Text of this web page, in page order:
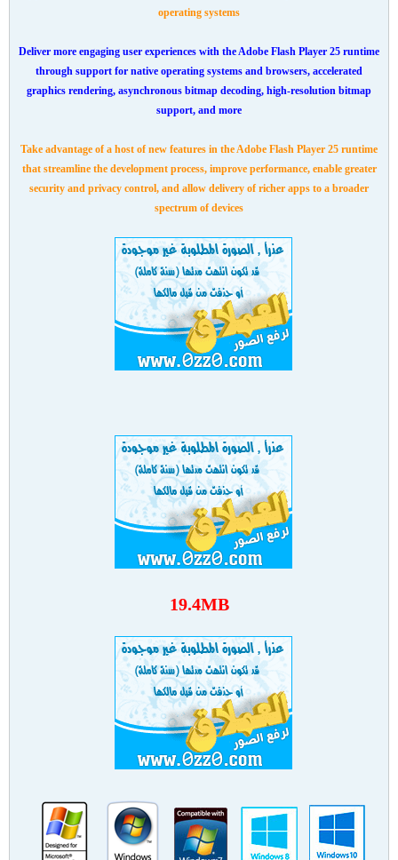
operating systems
Deliver more engaging user experiences with the Adobe Flash Player 25 runtime
through support for native operating systems and browsers, accelerated
graphics rendering, asynchronous bitmap decoding, high-resolution bitmap
support, and more
Take advantage of a host of new features in the Adobe Flash Player 25 runtime
that streamline the development process, improve performance, enable greater
security and privacy control, and allow delivery of richer apps to a broader
spectrum of devices
19.4MB